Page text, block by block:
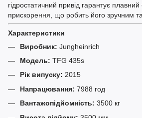
гідростатичний привід гарантує
прискорення, що робить його зручним
Характеристики
Виробник: Jungheinrich
Модель: TFG 435s
Рік випуску: 2015
Напрацювання: 7988 год
Вантажопідйомність: 3500 кг